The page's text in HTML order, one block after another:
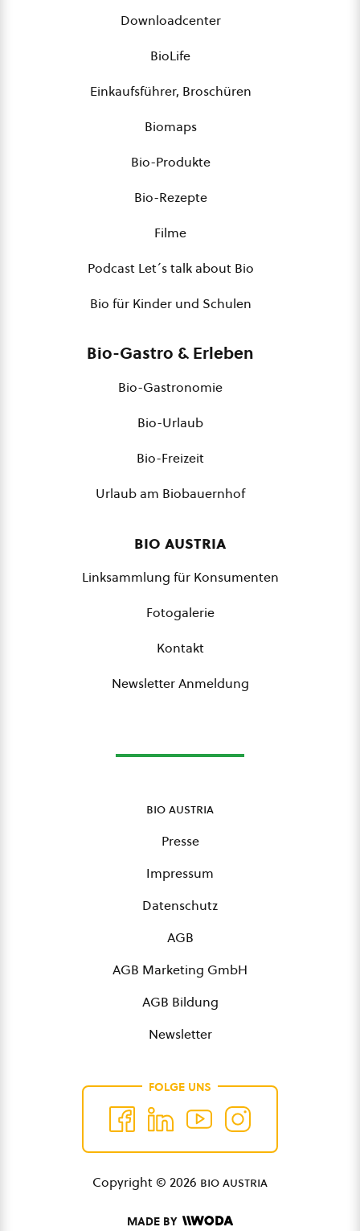
Downloadcenter
BioLife
Einkaufsführer, Broschüren
Biomaps
Bio-Produkte
Bio-Rezepte
Filme
Podcast Let´s talk about Bio
Bio für Kinder und Schulen
Bio-Gastro & Erleben
Bio-Gastronomie
Bio-Urlaub
Bio-Freizeit
Urlaub am Biobauernhof
bio austria
Linksammlung für Konsumenten
Fotogalerie
Kontakt
Newsletter Anmeldung
bio austria
Presse
Impressum
Datenschutz
AGB
AGB Marketing GmbH
AGB Bildung
Newsletter
FOLGE UNS
Copyright © 2026 bio austria
MADE BY